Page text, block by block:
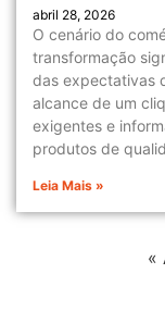
abril 28, 2026
O cenário do
transformação
das expectativas
alcance de um
exigentes e
produtos de
Leia Mais »
«